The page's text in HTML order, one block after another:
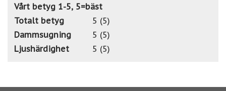
Vårt betyg 1-5, 5=bäst
Totalt betyg
5 (5)
Dammsugning
5 (5)
Ljushärdighet
5 (5)